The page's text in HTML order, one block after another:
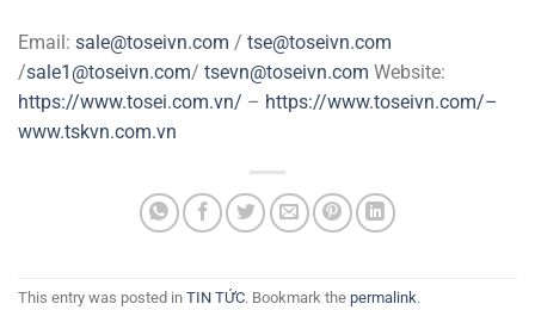
Email: sale@toseivn.com / tse@toseivn.com
/sale1@toseivn.com/ tsevn@toseivn.com Website:
https://www.tosei.com.vn/ – https://www.toseivn.com/–
www.tskvn.com.vn
This entry was posted in TIN TỨC. Bookmark the permalink.